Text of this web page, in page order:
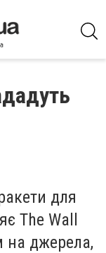
для
The Wall
на джерела,